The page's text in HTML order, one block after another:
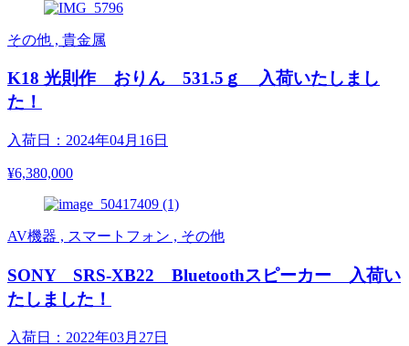
その他 , 貴金属
K18 光則作 おりん 531.5ｇ 入荷いたしまし
た！
入荷日：2024年04月16日
¥6,380,000
AV機器 , スマートフォン , その他
SONY SRS-XB22 Bluetoothスピーカー 入荷い
たしました！
入荷日：2022年03月27日